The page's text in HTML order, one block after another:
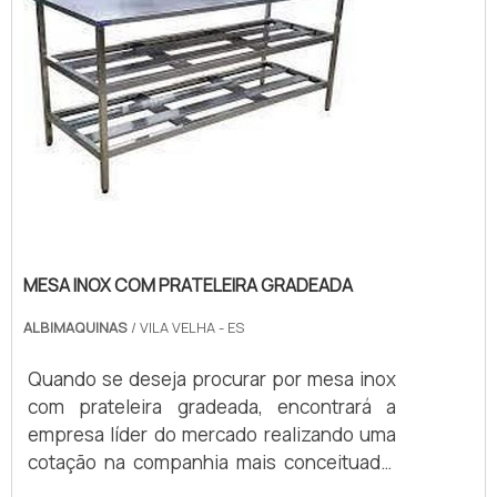
pães ...
MESA INOX COM PRATELEIRA GRADEADA
ALBIMAQUINAS / VILA VELHA - ES
Quando se deseja procurar por mesa inox
com prateleira gradeada, encontrará a
empresa líder do mercado realizando uma
cotação na companhia mais conceituada.